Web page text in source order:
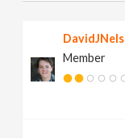
Member